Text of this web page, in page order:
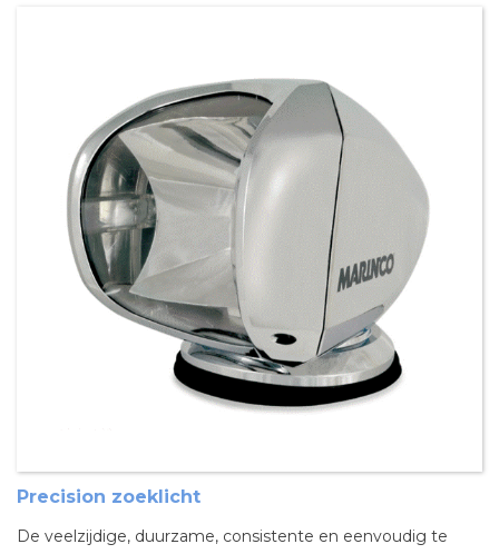
Precision zoeklicht
De veelzijdige, duurzame, consistente en eenvoudig te